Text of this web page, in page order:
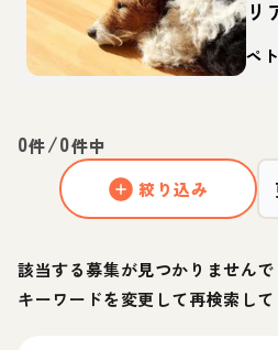
リ
ペ
0件/0件中
絞り込み
該当する募集が見つかりませんで
キーワードを変更して再検索して